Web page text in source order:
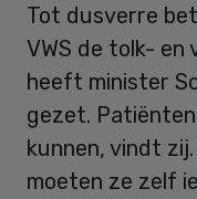
Tot dusverre
VWS de tolk- en
heeft minister
gezet.
kunnen, vindt
moeten ze zelf